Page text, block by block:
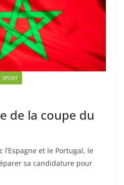
SPORT
de la coupe du
l’Espagne et le Portugal, le
sa candidature pour